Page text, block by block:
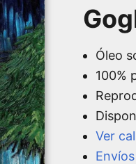
Óleo
100%
Ver